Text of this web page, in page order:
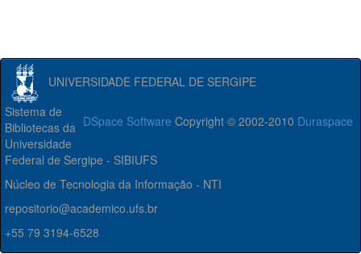
UNIVERSIDADE FEDERAL DE SERGIPE
DSpace Software Copyright © 2002-2010 Duraspace
Sistema de
Bibliotecas da
Universidade
Federal de Sergipe - SIBIUFS
Núcleo de Tecnologia da Informação - NTI
repositorio@academico.ufs.br
+55 79 3194-6528